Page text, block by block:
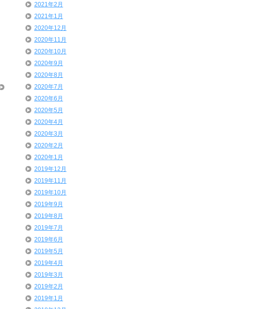
2021年2月
2021年1月
2020年12月
2020年11月
2020年10月
2020年9月
2020年8月
2020年7月
2020年6月
2020年5月
2020年4月
2020年3月
2020年2月
2020年1月
2019年12月
2019年11月
2019年10月
2019年9月
2019年8月
2019年7月
2019年6月
2019年5月
2019年4月
2019年3月
2019年2月
2019年1月